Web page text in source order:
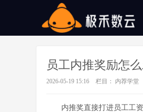
员工内推奖励怎
2026-05-19 15:16 栏目： 内荐学堂
内推奖直接打进员工工